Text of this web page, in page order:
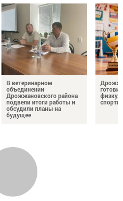
В ветеринарном
объединении
Дрожжановского района
подвели итоги работы и
обсудили планы на
будущее